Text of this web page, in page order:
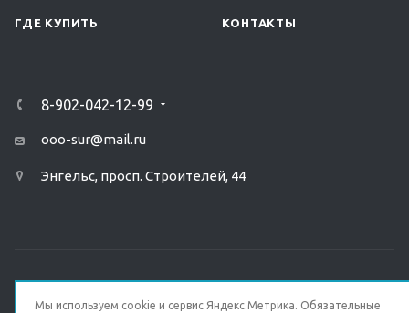
ГДЕ КУПИТЬ КОНТАКТЫ
8-902-042-12-99
ooo-sur@mail.ru
Энгельс, просп. Строителей, 44
ПОЛИТИКА КОНФИДЕНЦИАЛЬНОСТИ
Мы используем cookie и сервис Яндекс.Метрика. Обязательные